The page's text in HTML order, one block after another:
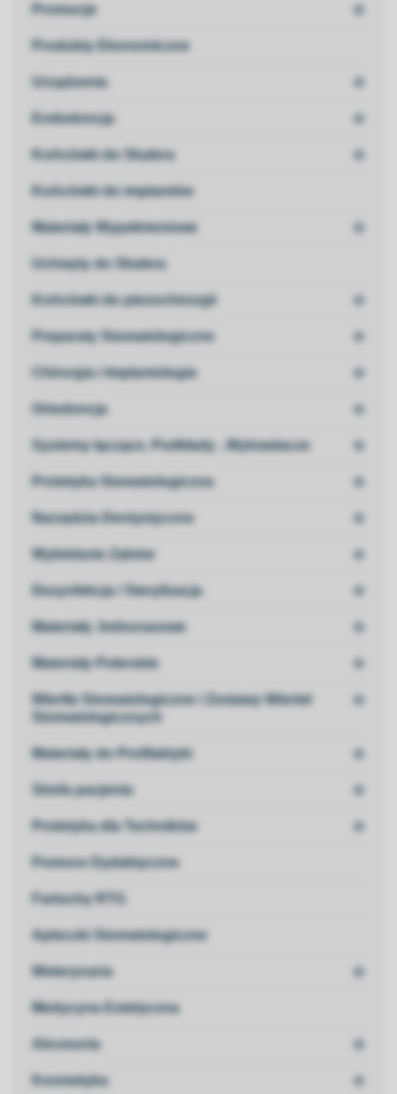
Promocje 
Produkty Ekonomiczne
Urządzenia 
Endodoncja 
Końcówki do Skalera 
Końcówki do implantów
Materiały Wypełnieniowe 
Uchwyty do Skalera
Końcówki do piezochirurgii 
Preparaty Stomatologiczne 
Chirurgia i Implantologia 
Ortodoncja 
Systemy łączące, Podkłady , Wytrawiacze 
Protetyka Stomatologiczna 
Narzędzia Dentystyczne 
Wybielanie Zębów 
Dezynfekcja / Sterylizacja 
Materiały Jednorazowe 
Materiały Polerskie 
Wiertła Stomatologiczne / Zestawy Wierteł
Stomatologicznych

Materiały do Profilaktyki 
Strefa pacjenta 
Protetyka dla Techników 
Pomoce Dydaktyczne
Fartuchy RTG
Apteczki Stomatologiczne
Weterynaria 
Medycyna Estetyczna
Akcesoria 
Kosmetyka 